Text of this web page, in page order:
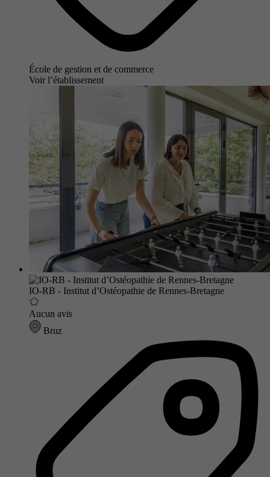
École de gestion et de commerce
Voir l’établissement
IO-RB - Institut d’Ostéopathie de Rennes-Bretagne
Aucun avis
Bruz